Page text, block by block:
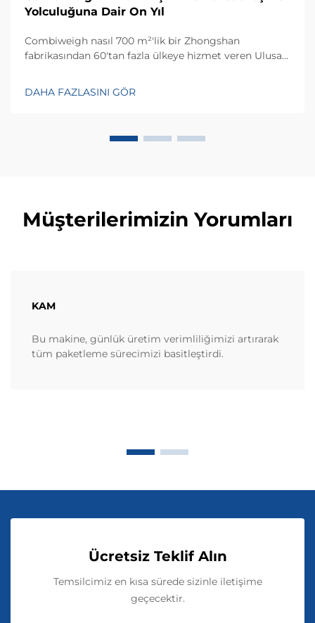
Yolculuğuna Dair On Yıl
Combiweigh nasıl 700 m²'lik bir Zhongshan
fabrikasından 60'tan fazla ülkeye hizmet veren Ulusal
çözümlerini keşfedin—bugün küresel OEM/ODM
danışmanlığı talep edin.
DAHA FAZLASINI GÖR
Müşterilerimizin Yorumları
KAM
Bu makine, günlük üretim verimliliğimizi artırarak
tüm paketleme sürecimizi basitleştirdi.
Ücretsiz Teklif Alın
Temsilcimiz en kısa sürede sizinle iletişime
geçecektir.